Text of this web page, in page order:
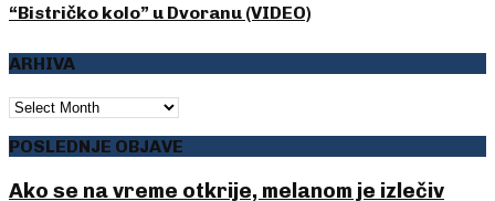
“Bistričko kolo” u Dvoranu (VIDEO)
ARHIVA
ARHIVA
POSLEDNJE OBJAVE
Ako se na vreme otkrije, melanom je izlečiv